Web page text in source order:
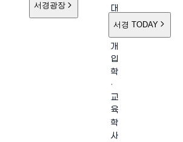
서경광장
대
학
개
입
학
·
교
육
학
사
서경 TODAY